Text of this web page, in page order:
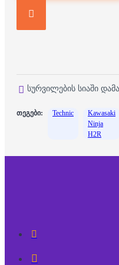
სურვილების სიაში
თეგები: Technic
Kawasaki
Ninja
H2R